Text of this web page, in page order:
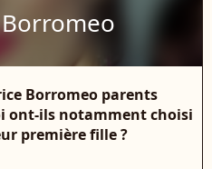
Borromeo parents
ont-ils notamment choisi
première fille ?